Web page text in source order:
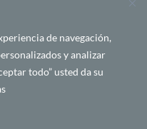
de navegación,
y analizar
todo” usted da su